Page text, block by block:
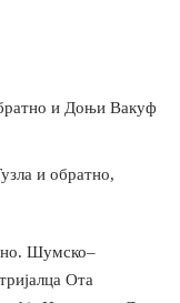
и Доњи Вакуф
и обратно,
Шумско–
Ота